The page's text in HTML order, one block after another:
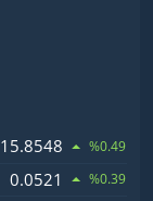
15.8548 %0.49
0.0521 %0.39